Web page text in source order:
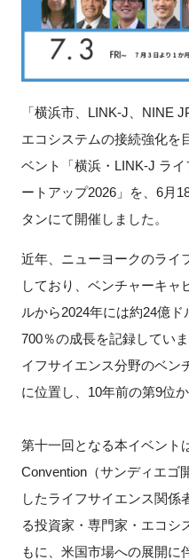
インタビュー・コラム
LINK-Jを知る
特別会員
施設・アクセス
FAQ
イベントお知らせメール登録
「横浜市、LINK-J、NINE
エコシステムの接続強化を
ベント「横浜・LINK-J ラ
ートアップ2026」を、6月
タンにて開催しました。
近年、ニューヨークのライ
しており、ベンチャーキャ
ルから2024年には約24億
700％の成長を記録してい
イフサイエンス分野のベン
に位置し、10年前の第9位
第十一回となる本イベント
Convention（サンディエゴ
したライフサイエンス関係
る投資家・専門家・エコシ
もに、米国市場への展開に